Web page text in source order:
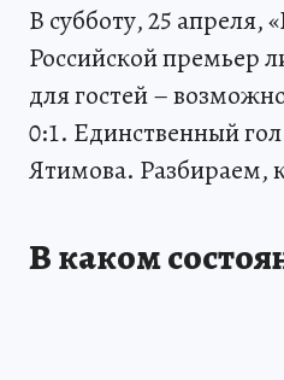
В субботу, 25 апреля,
Российской премьер
для гостей –
0:1. Единственный
Ятимова. Разбираем,
В каком